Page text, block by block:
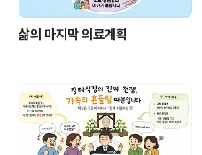
삶의 마지막 의료계획